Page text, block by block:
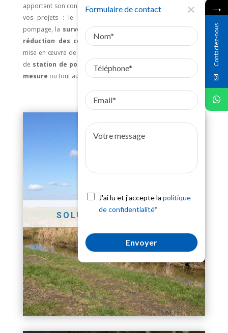
apportant son conseil et en réalisant des études spécifiques à
vos projets : le
de votre station de
pompage, la surveillance en continuede vos machines, la
réduction des coûts énergétiques
liés au pompage, la
mise en œuvre de
de station de pompage flottante, le design d'
hélice sur-
mesure ou tout autre étude propre à vos projets.
SOLUTION AUTONOME
→
Contactez-nous
Formulaire de contact
message
J'ai lu et j'accepte la politique
de confidentialité*